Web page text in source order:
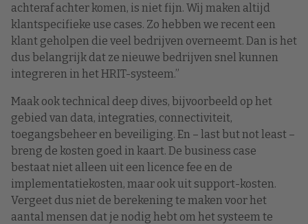
achteraf achter komen, is niet fijn. Wij maken altijd
klantspecifieke use cases. Zo hebben we recent een
klant geholpen die veel bedrijven overneemt. Dan is het
dus belangrijk dat ze nieuwe bedrijven snel kunnen
integreren in het HRIT-systeem.”
Maak ook technical deep dives, bijvoorbeeld op het
gebied van data, integraties, connectiviteit,
toegangsbeheer en beveiliging. En – last but not least –
breng de kosten goed in kaart. De business case
bestaat niet alleen uit een licence fee en de
implementatiekosten, maar ook uit support-kosten.
Vergeet dus niet de berekening te maken voor het
aantal mensen dat je nodig hebt om het systeem te